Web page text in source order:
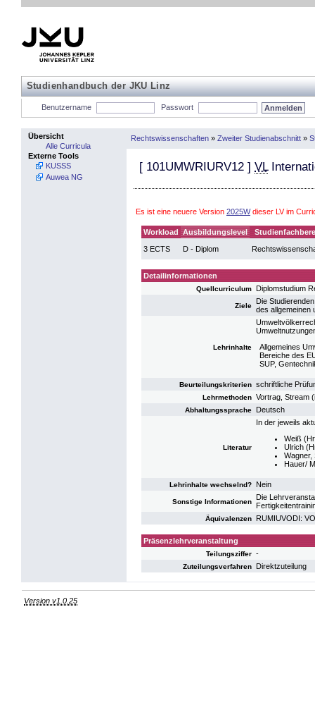
Studienhandbuch der JKU Linz
Benutzername Passwort
Übersicht
Alle Curricula
Externe Tools
KUSSS
Auwea NG
Rechtswissenschaften » Zweiter Studienabschnitt »
[ 101UMWRIURV12 ] VL
Es ist eine neuere Version 2025Wdieser LV im
Workload Ausbildungslevel
3 ECTS
D - Diplom
Detailinformationen
Quellcurriculum Diplomstudium
Ziele
Die
des allgemeinen
Lehrinhalte
Allgemeines
Bereiche des
SUP,
Beurteilungskriterien schriftliche
Lehrmethoden Vortrag, Stream
Abhaltungssprache Deutsch
Literatur
In der jeweils
Weiß
Ulrich
Wagner,
Hauer/
Lehrinhalte wechselnd? Nein
Sonstige Informationen
Die
Äquivalenzen RUMIUVODI:
Präsenzlehrveranstaltung
Teilungsziffer -
Zuteilungsverfahren Direktzuteilung
Version v1.0.25